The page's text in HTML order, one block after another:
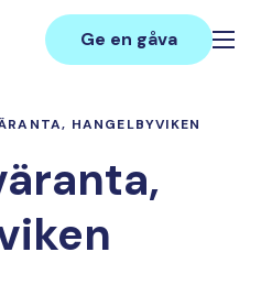
Ge en gåva
HANGELBYVIKEN